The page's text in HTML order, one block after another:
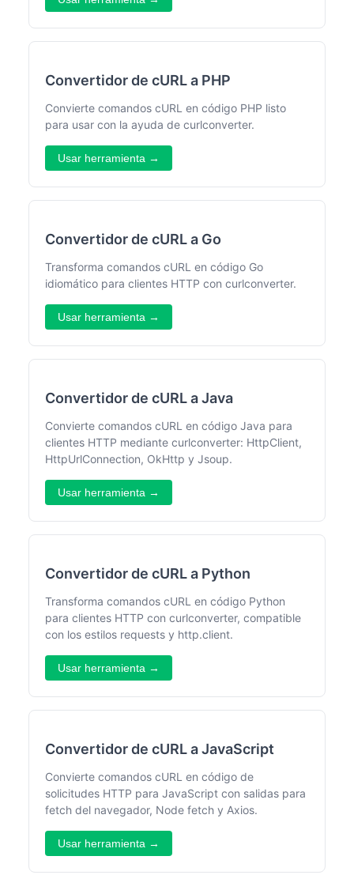
Convertidor de cURL a PHP
Convierte comandos cURL en código PHP listo
para usar con la ayuda de curlconverter.
Usar herramienta →
Convertidor de cURL a Go
Transforma comandos cURL en código Go
idiomático para clientes HTTP con curlconverter.
Usar herramienta →
Convertidor de cURL a Java
Convierte comandos cURL en código Java para
clientes HTTP mediante curlconverter: HttpClient,
HttpUrlConnection, OkHttp y Jsoup.
Usar herramienta →
Convertidor de cURL a Python
Transforma comandos cURL en código Python
para clientes HTTP con curlconverter, compatible
con los estilos requests y http.client.
Usar herramienta →
Convertidor de cURL a JavaScript
Convierte comandos cURL en código de
solicitudes HTTP para JavaScript con salidas para
fetch del navegador, Node fetch y Axios.
Usar herramienta →